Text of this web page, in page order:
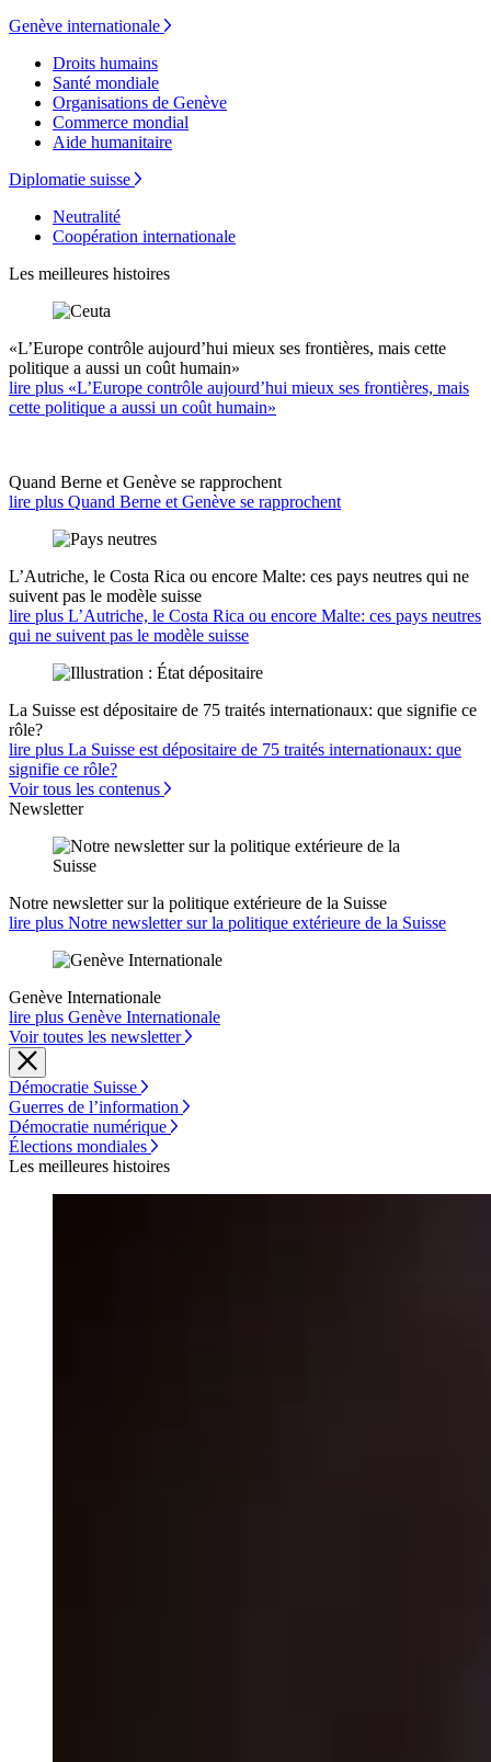
Genève internationale
Droits humains
Santé mondiale
Organisations de Genève
Commerce mondial
Aide humanitaire
Diplomatie suisse
Neutralité
Coopération internationale
Les meilleures histoires
«L’Europe contrôle aujourd’hui mieux ses frontières, mais cette
politique a aussi un coût humain»
lire plus «L’Europe contrôle aujourd’hui mieux ses frontières, mais
cette politique a aussi un coût humain»
Quand Berne et Genève se rapprochent
lire plus Quand Berne et Genève se rapprochent
L’Autriche, le Costa Rica ou encore Malte: ces pays neutres qui ne
suivent pas le modèle suisse
lire plus L’Autriche, le Costa Rica ou encore Malte: ces pays neutres
qui ne suivent pas le modèle suisse
La Suisse est dépositaire de 75 traités internationaux: que signifie ce
rôle?
lire plus La Suisse est dépositaire de 75 traités internationaux: que
signifie ce rôle?
Voir tous les contenus
Newsletter
Notre newsletter sur la politique extérieure de la Suisse
lire plus Notre newsletter sur la politique extérieure de la Suisse
Genève Internationale
lire plus Genève Internationale
Voir toutes les newsletter
Démocratie Suisse
Guerres de l’information
Démocratie numérique
Élections mondiales
Les meilleures histoires